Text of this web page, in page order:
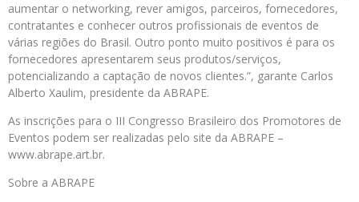
aumentar o networking, rever amigos, parceiros, fornecedores,
contratantes e conhecer outros profissionais de eventos de
várias regiões do Brasil. Outro ponto muito positivos é para os
fornecedores apresentarem seus produtos/serviços,
potencializando a captação de novos clientes.”, garante Carlos
Alberto Xaulim, presidente da ABRAPE.
As inscrições para o III Congresso Brasileiro dos Promotores de
Eventos podem ser realizadas pelo site da ABRAPE –
www.abrape.art.br.
Sobre a ABRAPE